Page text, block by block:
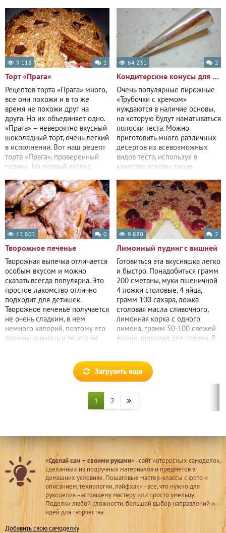
9 118 1
Торт «Прага»
Рецептов торта «Прага» много,
все они похожи и в то же
время не похожи друг на
друга. Но их объединяет одно.
«Прага» – невероятно вкусный
шоколадный торт, очень легкий
в исполнении. Вот наш рецепт
торта «Прага», проверенный
годами. На первый взгляд
64 231 2
Кондитерские конусы для выпечки
Очень популярные пирожные
«Трубочки с кремом»
нуждаются в наличие основы,
на которую будут наматываться
полоски теста. Можно
приготовить много различных
десертов из всевозможных
видов теста, используя в
качестве основы такую
12 802 0
Творожное печенье
Творожная выпечка отличается
особым вкусом и можно
сказать всегда популярна. Это
простое лакомство отлично
подходит для детишек.
Творожное печенье получается
не очень сладким, в нем
немного калорий, поэтому его
должны оценить и те, кто не
9 880 2
Лимонный пудинг с вишней
Готовиться эта вкусняшка легко
и быстро. Понадобиться грамм
200 сметаны, муки пшеничной
4 ложки столовые, 4 яйца,
грамм 100 сахара, ложка
столовая масла сливочного,
лимонная корка с одного
лимона, грамм 50-100 свежей
вишни, шоколад для подачи. В
Загрузить еще
1 2
«Сделай сам – своими руками» - сайт интересных самоделок,
сделанных из подручных материалов и предметов в
домашних условиях. Пошаговые мастер-классы с фото и
описанием, технологии, лайфхаки - все, что нужно для
рукоделия настоящему мастеру или просто умельцу.
Поделки любой сложности, большой выбор направлений и
идей для творчества.
Добавить свою самоделку